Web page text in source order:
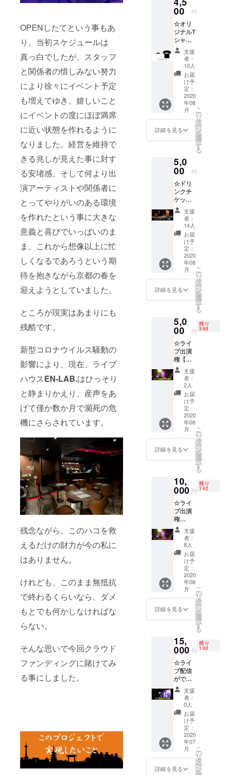
OPENしたてという事もあ
り、当初スケジュールは
真っ白でしたが、スタッフ
と関係者の惜しみない努力
により徐々にイベント予定
も増えてゆき、嬉しいこと
にイベントの度にほぼ満席
に近い状態を作れるように
なりました。経営を維持で
きる兆しが見えた事に対す
る安堵感、そして何より出
演アーティストや関係者に
とってやりがいのある環境
を作れたという事に大きな
意義と喜びでいっぱいのま
ま、これから想像以上に忙
しくなるであろうという期
待を抱きながら京都の春を
迎えようとしていました。
ところが現実はあまりにも
残酷です。
新型コロナウイルス騒動の
影響により、現在、ライブ
ハウスEN-LAB.はひっそり
と静まりかえり、産声をあ
げて僅か数か月で瀕死の危
機にさらされています。
残念ながら、このハコを救
えるだけの財力が今の私に
はありません。
けれども、このまま無抵抗
で終わるくらいなら、ダメ
もとでも何かしなければな
らない。
そんな思いで今回クラウド
ファンディングに賭けてみ
る事にしました。
客様負
担にな
りま
す） ※
デザイ
ンは多
少変更
になる
場合が
ありま
奏、
オープ
ンマイ
クなど
を含む
ライブ
パー
ティー
。 チ
ケット1
枚につ
き1名様
がご参
加可能
です。
■日程
8月の土
～22
時） ※
開催日
程につ
いては
行政機
関の要
請およ
び社会
情勢を
鑑み調
整させ
ていた
だきま
す ※参
加者多
数の場
可能性
がござ
■会場
EN-
LAB.
（京都
市東山
区） ■
その他
交通費
や滞在
費は自
己負担
でお願
す ※招
待券はE
信させ
ていた
だきま
す
00 円
☆オリ
ジナルT
シャツ
ライブ
ハウス
EN-
LAB.の
オリジ
ナルT
シャツ
です。
白もし
くは黒
のどち
らかひ
とつと
す。 サ
イズは
S、M、
L、XL
から選
択して
くださ
い。 店
頭での
お渡し
か郵送
のどち
らかを
お選び
くださ
い。 ※
郵送を
欄にご
記入を
お願い
致しま
す ※送
料はお
客様負
担にな
ります
※デザイ
ンは多
少変更
となる
場合が
ありま
す
支援
者：
10人
お届
け予
定：
2020
年08
月
詳細を見る
こ
の
リ
タ
ー
ン
を
選
択
す
る
5,0
00 円
☆ドリ
ンクチ
ケット
10枚
EN-
LAB.に
て使用
できる
ドリン
クチ
ケット
10枚で
す。 1
枚で1杯
のドリ
ンクと
きま
す。 店
頭での
お渡し
か郵送
のどち
らかを
お選び
くださ
い。 チ
ケット
の有効
期限：
有効期
限：
2020年
8月〜
※郵送を
ご希望
の場合
は備考
欄にご
記入を
お願い
致しま
す（送
料はお
客様負
担にな
りま
す）
支援
者：
14人
お届
け予
定：
2020
年08
月
詳細を見る
こ
の
リ
タ
ー
ン
を
選
択
す
る
5,0
00 円
残り
398
☆ライ
ブ出演
権【平
日限
定】
EN-
LAB.主
催のラ
イブに1
回出演
（平日
限定）
できる
権利で
す。 ソ
ロ、ユ
ト、バ
ンドな
ど編成
は問い
ませ
ん。 有
効期
限：
2020年
8月～
2022年
12月末
日まで
■日程
2020年
8月～
2022年
日程を
お伺い
したう
えで調
整させ
ていた
だきま
す ※行
政機関
の要請
および
社会情
勢を鑑
み日程
を変更
する場
合がご
支援
者：
2人
お届
け予
定：
2020
年08
月
詳細を見る
こ
の
リ
タ
ー
ン
を
選
択
す
る
10,
000 円
残り
142
☆ライ
ブ出演
権
【土・
日・祝
日限
定】
EN-
LAB.主
催のラ
イブに1
回出演
（土・
日・祝
日限
定）で
利で
す。 ソ
ロ、ユ
ニッ
ト、バ
ンドな
ど編成
は問い
ませ
ん。 有
効期
限：
2020年
8月～
2022年
12月末
日まで
支援
者：
8人
お届
け予
定：
2020
年08
月
詳細を見る
こ
の
リ
タ
ー
ン
を
選
択
す
る
15,
000 円
残り
100
☆ライ
ブ配信
ができ
る権 ラ
イブハ
ウスEN-
LAB.に
てライ
ブ配信
ができ
る権利
です。
4台のカ
メラを
支援
者：
0人
お届
け予
定：
2020
年07
月
詳細を見る
こ
の
リ
タ
ー
ン
を